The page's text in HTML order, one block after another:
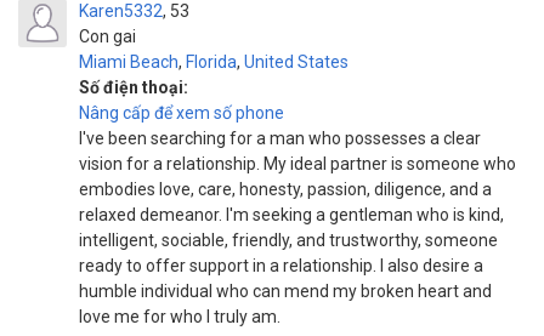
Karen5332
Con gai
53
Miami Beach, Florida, United States
Số điện thoại:
Nâng cấp để xem số phone
I've been searching for a man who possesses a clear
vision for a relationship. My ideal partner is someone who
embodies love, care, honesty, passion, diligence, and a
relaxed demeanor. I'm seeking a gentleman who is kind,
intelligent, sociable, friendly, and trustworthy, someone
ready to offer support in a relationship. I also desire a
humble individual who can mend my broken heart and
love me for who I truly am.